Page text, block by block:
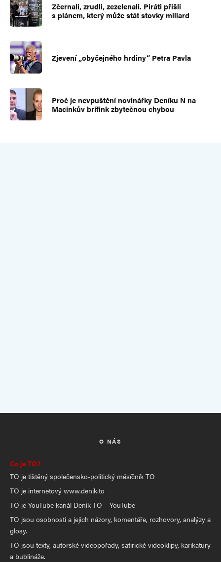
Zčernali, zrudli, zezelenali. Piráti přišli
s plánem, který může stát stovky miliard
Zjevení „obyčejného hrdiny“ Petra Pavla
Proč je nevpuštění novinářky Deníku N na
Macinkův brífink zbytečnou chybou
O NÁS
Co je TO?
TO je tištěný společensko-politický měsíčník TO
TO je internetový www.denik.to
TO je YouTube kanál Deník TO – YouTube
TO jsou osobnosti a jejich názory, komentáře, rozhovory, analýzy a
glosy.
TO jsou texty, autorské videopořady, satirické videoklipy, karikatury
a bublináže.